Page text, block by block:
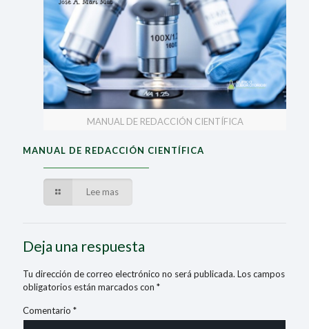
MANUAL DE REDACCIÓN CIENTÍFICA
MANUAL DE REDACCIÓN CIENTÍFICA
Lee mas
Deja una respuesta
Tu dirección de correo electrónico no será publicada. Los campos
obligatorios están marcados con *
Comentario *